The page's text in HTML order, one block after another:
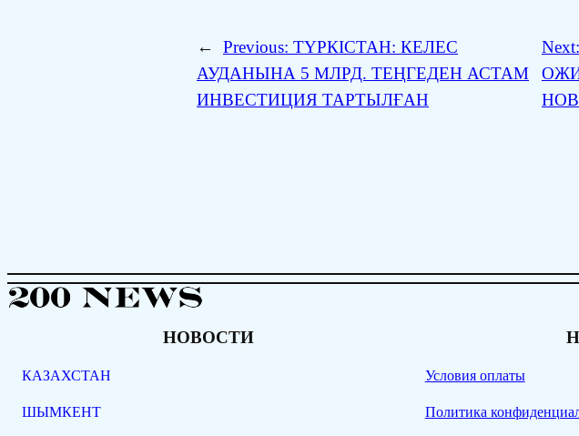
← Previous: ТҮРКІСТАН: КЕЛЕС
АУДАНЫНА 5 МЛРД. ТЕҢГЕДЕН АСТАМ
ИНВЕСТИЦИЯ ТАРТЫЛҒАН
Next:
НОВОСТИ
КАЗАХСТАН
ШЫМКЕНТ
Условия оплаты
Политика